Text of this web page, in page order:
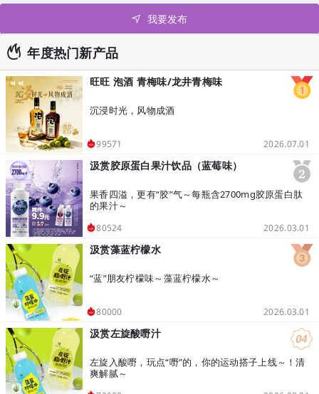
我要发布
年度热门新产品
旺旺 泡酒 青梅味/龙井青梅味
沉浸时光，风物成酒
99571 2026.07.01
汲赏胶原蛋白果汁饮品（蓝莓味）
果香四溢，更有“胶”气～每瓶含2700mg胶原蛋白肽
的果汁～
80524 2026.03.01
汲赏藻蓝柠檬水
“蓝”朋友柠檬味～藻蓝柠檬水～
80000 2026.03.01
汲赏左旋酸嘢汁
左旋入酸嘢，玩点“嘢”的，你的运动搭子上线～！清
爽解腻～